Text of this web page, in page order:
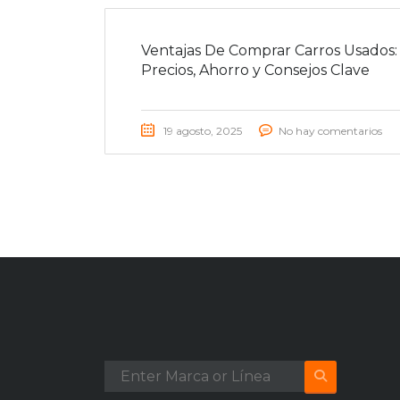
Ventajas De Comprar Carros Usados:
Precios, Ahorro y Consejos Clave
19 agosto, 2025 No hay comentarios